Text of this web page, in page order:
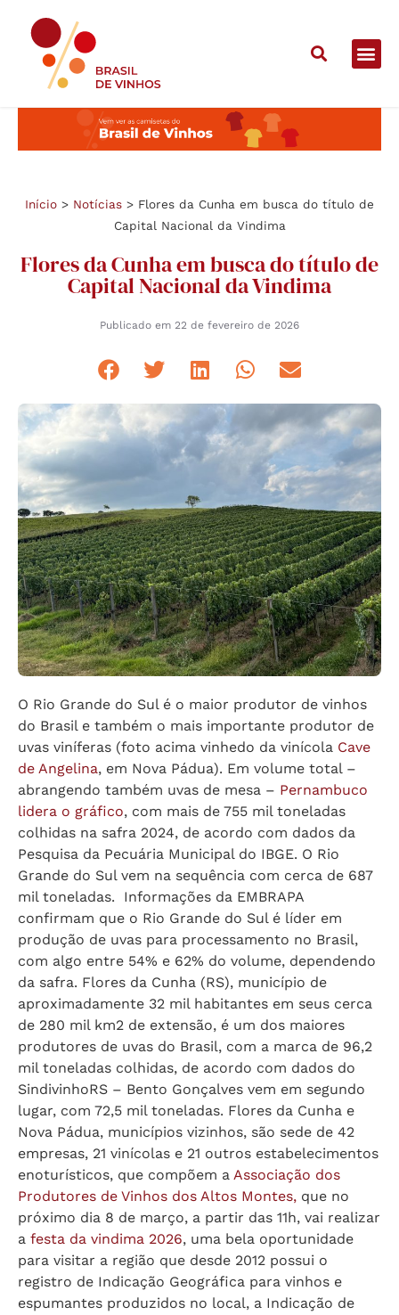
Início > Notícias > Flores da Cunha em busca do título de
Capital Nacional da Vindima
Flores da Cunha em busca do título de
Capital Nacional da Vindima
Publicado em 22 de fevereiro de 2026
O Rio Grande do Sul é o maior produtor de vinhos
do Brasil e também o mais importante produtor de
uvas viníferas (foto acima vinhedo da vinícola Cave
de Angelina, em Nova Pádua). Em volume total –
abrangendo também uvas de mesa – Pernambuco
lidera o gráfico, com mais de 755 mil toneladas
colhidas na safra 2024, de acordo com dados da
Pesquisa da Pecuária Municipal do IBGE. O Rio
Grande do Sul vem na sequência com cerca de 687
mil toneladas. Informações da EMBRAPA
confirmam que o Rio Grande do Sul é líder em
produção de uvas para processamento no Brasil,
com algo entre 54% e 62% do volume, dependendo
da safra. Flores da Cunha (RS), município de
aproximadamente 32 mil habitantes em seus cerca
de 280 mil km2 de extensão, é um dos maiores
produtores de uvas do Brasil, com a marca de 96,2
mil toneladas colhidas, de acordo com dados do
SindivinhoRS – Bento Gonçalves vem em segundo
lugar, com 72,5 mil toneladas. Flores da Cunha e
Nova Pádua, municípios vizinhos, são sede de 42
empresas, 21 vinícolas e 21 outros estabelecimentos
enoturísticos, que compõem a Associação dos
Produtores de Vinhos dos Altos Montes, que no
próximo dia 8 de março, a partir das 11h, vai realizar
a festa da vindima 2026, uma bela oportunidade
para visitar a região que desde 2012 possui o
registro de Indicação Geográfica para vinhos e
espumantes produzidos no local, a Indicação de